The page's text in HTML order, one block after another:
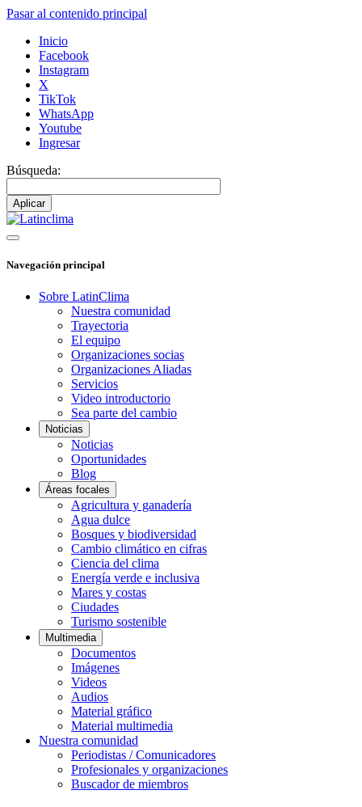
Pasar al contenido principal
Inicio
Facebook
Instagram
X
TikTok
WhatsApp
Youtube
Ingresar
Búsqueda:
Navegación principal
Sobre LatinClima
Nuestra comunidad
Trayectoria
El equipo
Organizaciones socias
Organizaciones Aliadas
Servicios
Video introductorio
Sea parte del cambio
Noticias
Noticias
Oportunidades
Blog
Áreas focales
Agricultura y ganadería
Agua dulce
Bosques y biodiversidad
Cambio climático en cifras
Ciencia del clima
Energía verde e inclusiva
Mares y costas
Ciudades
Turismo sostenible
Multimedia
Documentos
Imágenes
Videos
Audios
Material gráfico
Material multimedia
Nuestra comunidad
Periodistas / Comunicadores
Profesionales y organizaciones
Buscador de miembros